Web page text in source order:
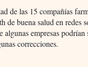
de las 15 compañías
buena salud en redes
algunas empresas
correcciones.